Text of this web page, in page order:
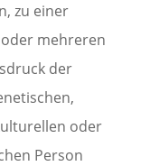
zu einer
mehreren
der
oder
Person